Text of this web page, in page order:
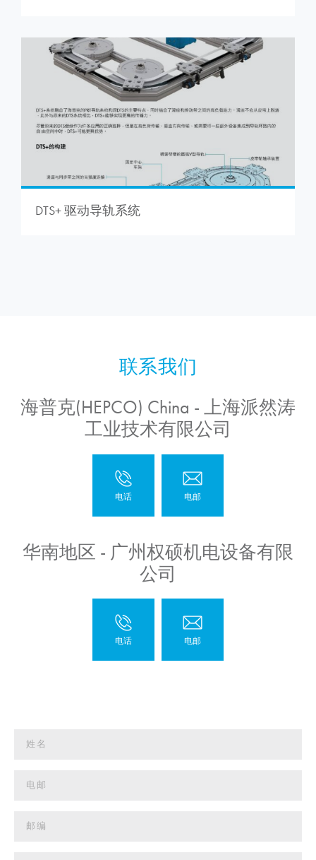
DTS+ 驱动导轨系统
海普克(HEPCO) China - 上海派然涛
工业技术有限公司
华南地区 - 广州权硕机电设备有限
公司